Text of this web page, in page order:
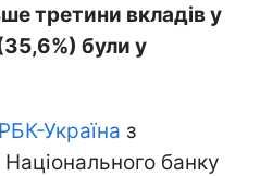
третини вкладів у
були у
РБК-Україна з
банку